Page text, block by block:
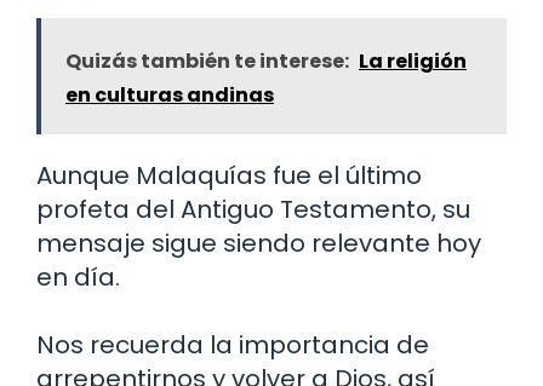
Quizás también te interese: La religión
en culturas andinas
Aunque Malaquías fue el último
profeta del Antiguo Testamento, su
mensaje sigue siendo relevante hoy
en día.
Nos recuerda la importancia de
arrepentirnos y volver a Dios, así